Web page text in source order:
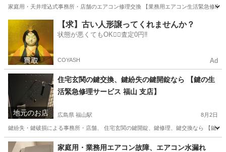
家庭用・天井埋込式事務所・店舗のエアコン修理交換 【業務用エアコン生活緊急修
岡山駅 その他 天井
【求】古い人形譲ってくれませんか？
状態が悪くてもOK🙆‍♀️査定0円‼️
COYASH Ad
地元のお店
住宅玄関の鍵交換、鍵紛失の鍵開錠なら 【鍵の生
活緊急修理サービス 福山 支店】
広島県 福山駅 8月2日
鍵紛失・鍵破損による事務所・店舗、 住宅玄関の鍵開錠、鍵修理、鍵交換なら 【鍵
広島 福山市 福山駅 鍵交換 電話番号
家庭用・業務用エアコン故障、エアコン水漏れ